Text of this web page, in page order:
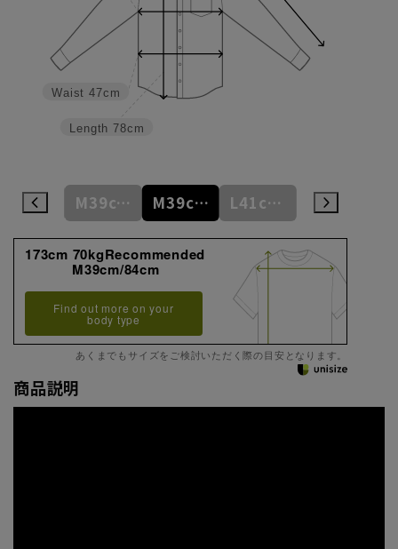
Length 78cm
Waist 47cm
M39cm/82cm M39cm/84cm L41cm/82cm
173cm 70kgRecommended
M39cm/84cm
Find out more on your
body type
あくまでもサイズをご検討いただく際の目安となります。
商品説明